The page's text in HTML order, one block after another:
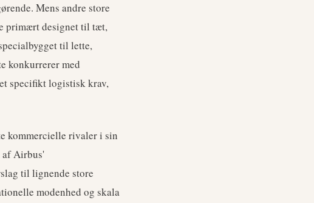
Mens andre store
primært designet til tæt,
til lette,
konkurrerer med
specifikt logistisk krav,
kommercielle rivaler i sin
af Airbus'
til lignende store
modenhed og skala